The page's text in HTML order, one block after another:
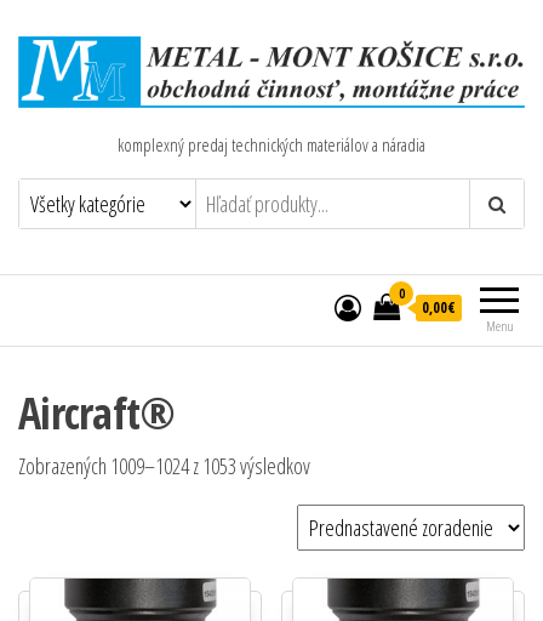
komplexný predaj technických materiálov a náradia
Menu
0
0,00€
Aircraft®
Zobrazených 1009–1024 z 1053 výsledkov